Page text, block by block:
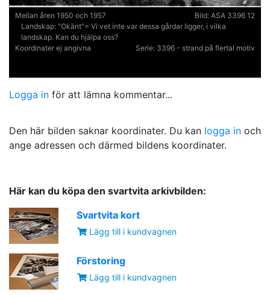
Mellan åren 1950 och 1957 Bild: ASA 3396 12
Landskap: "Okänt"= Vi vet inte var dessa gårdar ligger, i vilka
landskap. Kan du hjälpa oss?
Koordinater ej angivna
Serie: 3396 - strand på flertal motiv
Logga in för att lämna kommentar...
Den här bilden saknar koordinater. Du kan logga in och
ange adressen och därmed bildens koordinater.
Här kan du köpa den svartvita arkivbilden:
Svartvita kort
Lägg till i kundvagnen
Förstoring
Lägg till i kundvagnen